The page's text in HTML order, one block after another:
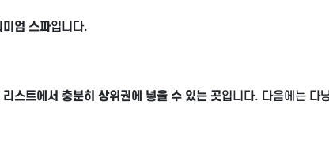
미엄 스파입니다.
스트에서 충분히 상위권에 넣을 수 있는 곳입니다. 다음에는 다